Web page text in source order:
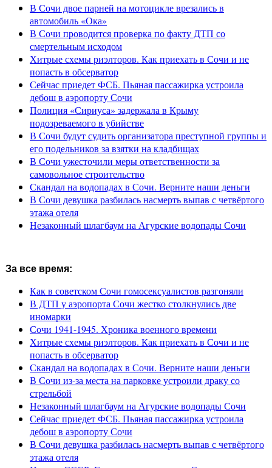
В Сочи двое парней на мотоцикле врезались в
автомобиль «Ока»
В Сочи проводится проверка по факту ДТП со
смертельным исходом
Хитрые схемы риэлторов. Как приехать в Сочи и не
попасть в обсерватор
Сейчас приедет ФСБ. Пьяная пассажирка устроила
дебош в аэропорту Сочи
Полиция «Сириуса» задержала в Крыму
подозреваемого в убийстве
В Сочи будут судить организатора преступной группы и
его подельников за взятки на кладбищах
В Сочи ужесточили меры ответственности за
самовольное строительство
Скандал на водопадах в Сочи. Верните наши деньги
В Сочи девушка разбилась насмерть выпав с четвёртого
этажа отеля
Незаконный шлагбаум на Агурские водопады Сочи
За все время:
Как в советском Сочи гомосексуалистов разгоняли
В ДТП у аэропорта Сочи жестко столкнулись две
иномарки
Сочи 1941-1945. Хроника военного времени
Хитрые схемы риэлторов. Как приехать в Сочи и не
попасть в обсерватор
Скандал на водопадах в Сочи. Верните наши деньги
В Сочи из-за места на парковке устроили драку со
стрельбой
Незаконный шлагбаум на Агурские водопады Сочи
Сейчас приедет ФСБ. Пьяная пассажирка устроила
дебош в аэропорту Сочи
В Сочи девушка разбилась насмерть выпав с четвёртого
этажа отеля